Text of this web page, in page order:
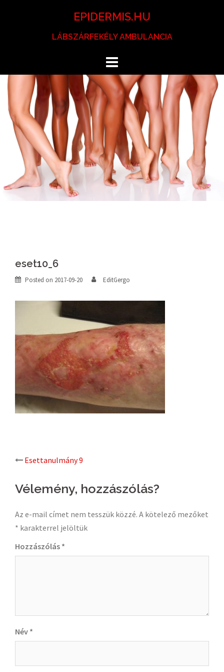
EPIDERMIS.HU
LÁBSZÁRFEKÉLY AMBULANCIA
eset10_6
Posted on 2017-09-20 EditGergo
Post
navigation
Esettanulmány 9
Vélemény, hozzászólás?
Az e-mail címet nem tesszük közzé. A kötelező mezőket
* karakterrel jelöltük
Hozzászólás *
Név *